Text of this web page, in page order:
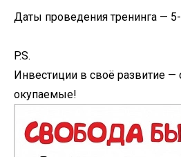
Даты проведения тренинга — 5-
P.S.
Инвестиции в своё развитие
окупаемые!